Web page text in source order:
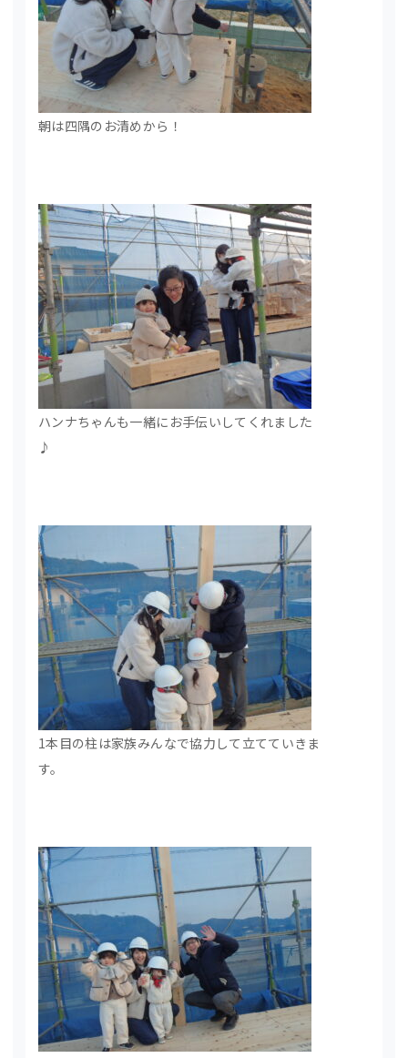
朝は四隅のお清めから！
ハンナちゃんも一緒にお手伝いしてくれました
♪
1本目の柱は家族みんなで協力して立てていきま
す。